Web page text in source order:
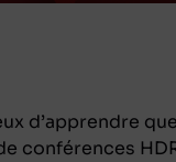
d’apprendre
conférences